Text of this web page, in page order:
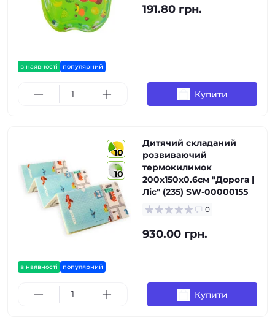
в наявності популярний
191.80 грн.
Купити
10
10
в наявності популярний
Дитячий складаний
розвиваючий
термокилимок
200х150х0.6см "Дорога |
Ліс" (235) SW-00000155
0
930.00 грн.
Купити